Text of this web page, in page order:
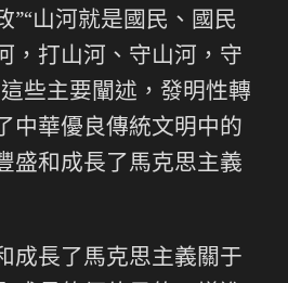
”“山河就是國民、國民
，打山河、守山河，守
些主要闡述，發明性轉
中華優良傳統文明中的
盛和成長了馬克思主義
成長了馬克思主義關于